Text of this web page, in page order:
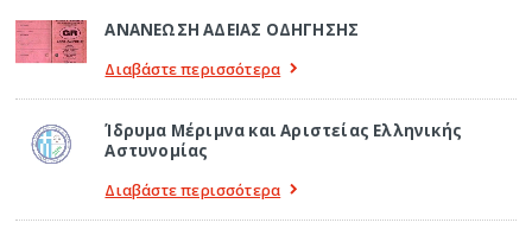
ΑΝΑΝΕΩΣΗ ΑΔΕΙΑΣ ΟΔΗΓΗΣΗΣ
Διαβάστε περισσότερα
Ίδρυμα Μέριμνα και Αριστείας Ελληνικής
Αστυνομίας
Διαβάστε περισσότερα